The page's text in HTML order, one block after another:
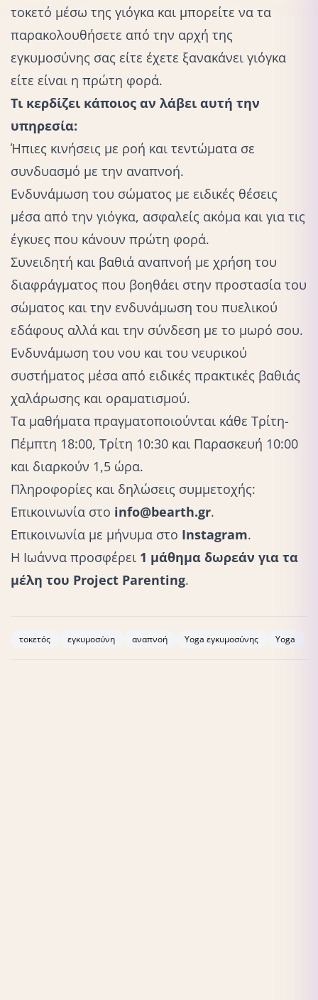
τοκετό μέσω της γιόγκα και μπορείτε να τα
παρακολουθήσετε από την αρχή της
εγκυμοσύνης σας είτε έχετε ξανακάνει γιόγκα
είτε είναι η πρώτη φορά.
Τι κερδίζει κάποιος αν λάβει αυτή την
υπηρεσία:
Ήπιες κινήσεις με ροή και τεντώματα σε
συνδυασμό με την αναπνοή.
Ενδυνάμωση του σώματος με ειδικές θέσεις
μέσα από την γιόγκα, ασφαλείς ακόμα και για τις
έγκυες που κάνουν πρώτη φορά.
Συνειδητή και βαθιά αναπνοή με χρήση του
διαφράγματος που βοηθάει στην προστασία του
σώματος και την ενδυνάμωση του πυελικού
εδάφους αλλά και την σύνδεση με το μωρό σου.
Ενδυνάμωση του νου και του νευρικού
συστήματος μέσα από ειδικές πρακτικές βαθιάς
χαλάρωσης και οραματισμού.
Τα μαθήματα πραγματοποιούνται κάθε Τρίτη-
Πέμπτη 18:00, Τρίτη 10:30 και Παρασκευή 10:00
και διαρκούν 1,5 ώρα.
Πληροφορίες και δηλώσεις συμμετοχής:
Eπικοινωνία στο info@bearth.gr.
Eπικοινωνία με μήνυμα στο Instagram.
Η Ιωάννα προσφέρει 1 μάθημα δωρεάν για τα
μέλη του Project Parenting.
τοκετός εγκυμοσύνη αναπνοή Yoga εγκυμοσύνης Yoga